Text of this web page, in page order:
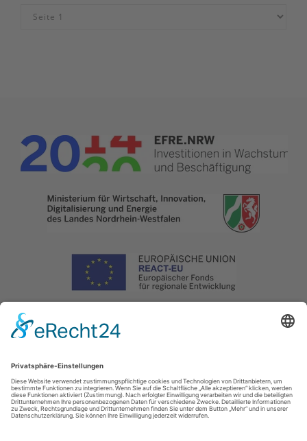
Impressum|Datenschutz|Haftungsausschluss|Kontakt
Naturpark Arnsberger Wald - Projektbüro Sauerland-Waldroute